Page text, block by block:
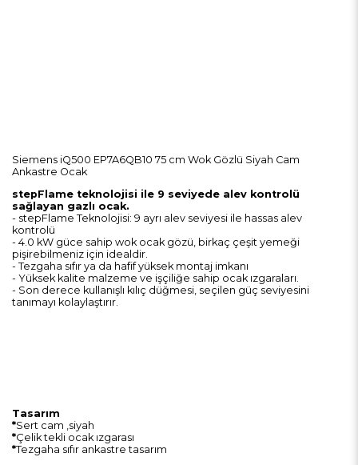
Siemens iQ500 EP7A6QB10 75 cm Wok Gözlü Siyah Cam
Ankastre Ocak
stepFlame teknolojisi ile 9 seviyede alev kontrolü
sağlayan gazlı ocak.
- stepFlame Teknolojisi: 9 ayrı alev seviyesi ile hassas alev
kontrolü
- 4.0 kW güce sahip wok ocak gözü, birkaç çeşit yemeği
pişirebilmeniz için idealdir.
- Tezgaha sıfır ya da hafif yüksek montaj imkanı
- Yüksek kalite malzeme ve işçiliğe sahip ocak ızgaraları.
- Son derece kullanışlı kılıç düğmesi, seçilen güç seviyesini
tanımayı kolaylaştırır.
Tasarım
*Sert cam ,siyah
*Çelik tekli ocak ızgarası
*Tezgaha sıfır ankastre tasarım